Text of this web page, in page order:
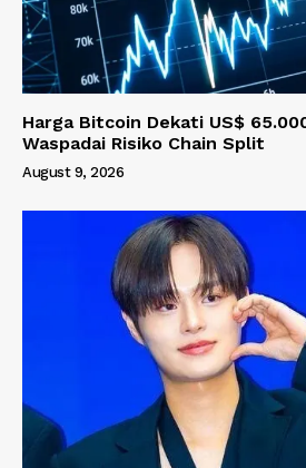
Harga Bitcoin Dekati US$
Waspadai Risiko Chain Split
August 9, 2026